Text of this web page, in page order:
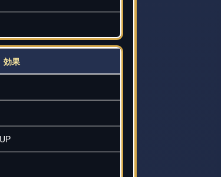
効果